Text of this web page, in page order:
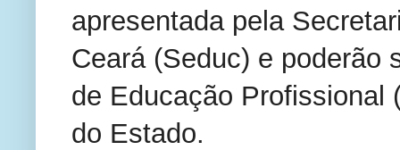
apresentada pela
Ceará (Seduc) e poderão
de Educação Profissional
do Estado.